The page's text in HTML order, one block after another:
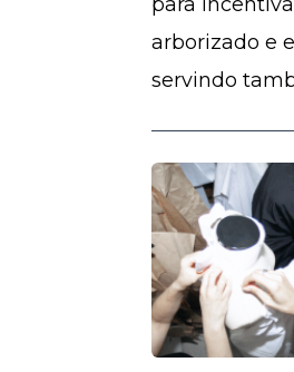
arborizado e
servindo